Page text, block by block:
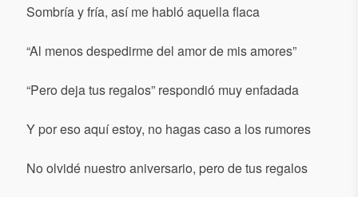
Sombría y fría, así me habló aquella flaca
“Al menos despedirme del amor de mis amores”
“Pero deja tus regalos” respondió muy enfadada
Y por eso aquí estoy, no hagas caso a los rumores
No olvidé nuestro aniversario, pero de tus regalos